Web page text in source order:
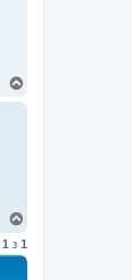
г
о
1 з 1